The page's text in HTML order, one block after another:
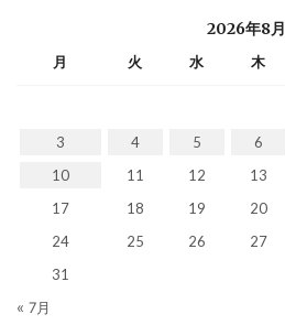
2026年8月
月 火 水 木
3
4 5 6
10
11 12 13
17
18 19 20
24
25 26 27
31
« 7月